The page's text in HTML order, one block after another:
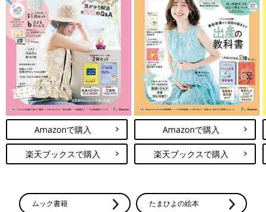
Amazonで購入
楽天ブックスで購入
Amazonで購入
楽天ブックスで購入
ムック書籍 たまひよの絵本